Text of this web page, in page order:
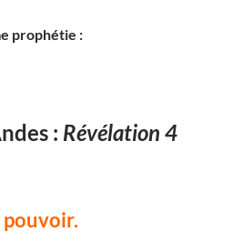
prophétie :
: Révélation 4